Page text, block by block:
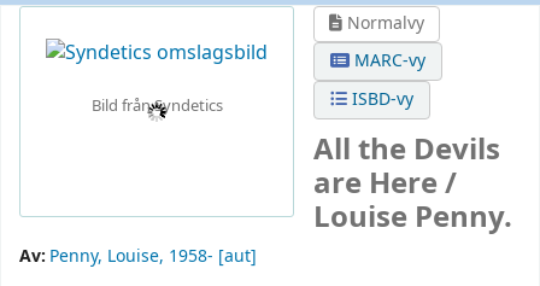
Bild från Syndetics
Normalvy
MARC-vy
ISBD-vy
All the Devils
are Here /
Louise Penny.
Av: Penny, Louise, 1958- [aut]